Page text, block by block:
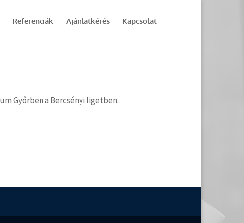
Referenciák Ajánlatkérés Kapcsolat
Győrben a Bercsényi ligetben.